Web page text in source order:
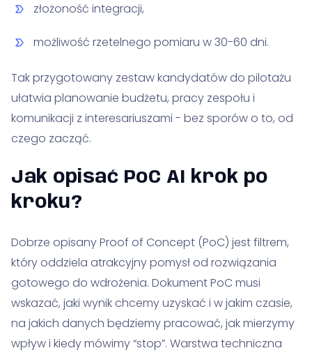
złożoność integracji,
możliwość rzetelnego pomiaru w 30-60 dni.
Tak przygotowany zestaw kandydatów do pilotażu
ułatwia planowanie budżetu, pracy zespołu i
komunikacji z interesariuszami - bez sporów o to, od
czego zacząć.
Jak opisać PoC AI krok po
kroku?
Dobrze opisany Proof of Concept (PoC) jest filtrem,
który oddziela atrakcyjny pomysł od rozwiązania
gotowego do wdrożenia. Dokument PoC musi
wskazać, jaki wynik chcemy uzyskać i w jakim czasie,
na jakich danych będziemy pracować, jak mierzymy
wpływ i kiedy mówimy “stop”. Warstwa techniczna